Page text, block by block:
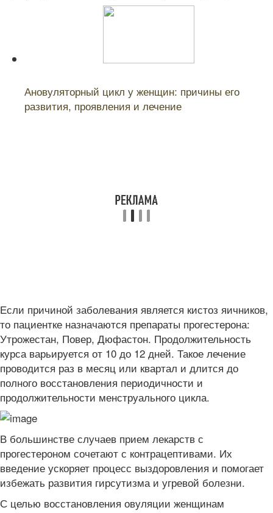
Ановуляторный цикл у женщин: причины его
развития, проявления и лечение
Если причиной заболевания является кистоз яичников,
то пациентке назначаются препараты прогестерона:
Утрожестан, Повер, Дюфастон. Продолжительность
курса варьируется от 10 до 12 дней. Такое лечение
проводится раз в месяц или квартал и длится до
полного восстановления периодичности и
продолжительности менструального цикла.
В большинстве случаев прием лекарств с
прогестероном сочетают с контрацептивами. Их
введение ускоряет процесс выздоровления и помогает
избежать развития гирсутизма и угревой болезни.
С целью восстановления овуляции женщинам